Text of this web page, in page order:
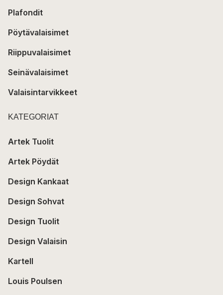
Plafondit
Pöytävalaisimet
Riippuvalaisimet
Seinävalaisimet
Valaisintarvikkeet
KATEGORIAT
Artek Tuolit
Artek Pöydät
Design Kankaat
Design Sohvat
Design Tuolit
Design Valaisin
Kartell
Louis Poulsen